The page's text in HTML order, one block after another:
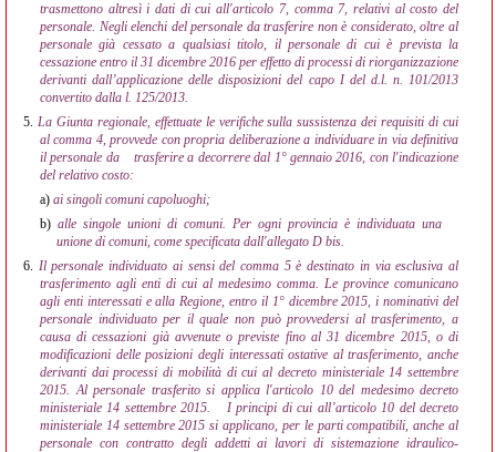
trasmettono altresì i dati di cui all'articolo 7, comma 7, relativi al costo del
personale. Negli elenchi del personale da trasferire non è considerato, oltre al
personale già cessato a qualsiasi titolo, il personale di cui è prevista la
cessazione entro il 31 dicembre 2016 per effetto di processi di riorganizzazione
derivanti dall’applicazione delle disposizioni del capo I del d.l. n. 101/2013
convertito dalla l. 125/2013.
5. La Giunta regionale, effettuate le verifiche sulla sussistenza dei requisiti di cui
al comma 4, provvede con propria deliberazione a individuare in via definitiva
il personale da
trasferire a decorrere dal 1° gennaio 2016, con l'indicazione
del relativo costo:
a) ai singoli comuni capoluoghi;
b) alle singole unioni di comuni. Per ogni provincia è individuata una
unione di comuni, come specificata dall'allegato D bis.
6. Il personale individuato ai sensi del comma 5 è destinato in via esclusiva al
trasferimento agli enti di cui al medesimo comma. Le province comunicano
agli enti interessati e alla Regione, entro il 1° dicembre 2015, i nominativi del
personale individuato per il quale non può provvedersi al trasferimento, a
causa di cessazioni già avvenute o previste fino al 31 dicembre 2015, o di
modificazioni delle posizioni degli interessati ostative al trasferimento, anche
derivanti dai processi di mobilità di cui al decreto ministeriale 14 settembre
2015. Al personale trasferito si applica l'articolo 10 del medesimo decreto
ministeriale 14 settembre 2015.
I principi di cui all’articolo 10 del decreto
ministeriale 14 settembre 2015 si applicano, per le parti compatibili, anche al
personale con contratto degli addetti ai lavori di sistemazione idraulico-